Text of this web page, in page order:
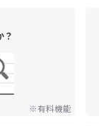
？
※有料機能